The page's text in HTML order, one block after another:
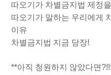
따오기가 차별금지법 제정
따오기가 말하는 우리에게
이유
차별금지법 지금 당장!
**아직 청원하지 않았다면?!!!